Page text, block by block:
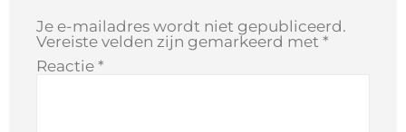
Je e-mailadres wordt niet gepubliceerd.
Vereiste velden zijn gemarkeerd met *
Reactie *